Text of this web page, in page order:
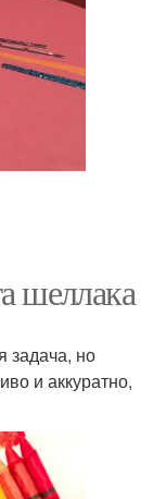
шеллака
задача, но
и аккуратно,